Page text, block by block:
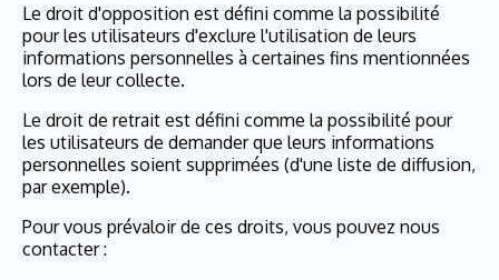
Le droit d'opposition est défini comme la possibilité
pour les utilisateurs d'exclure l'utilisation de leurs
informations personnelles à certaines fins mentionnées
lors de leur collecte.
Le droit de retrait est défini comme la possibilité pour
les utilisateurs de demander que leurs informations
personnelles soient supprimées (d'une liste de diffusion,
par exemple).
Pour vous prévaloir de ces droits, vous pouvez nous
contacter :